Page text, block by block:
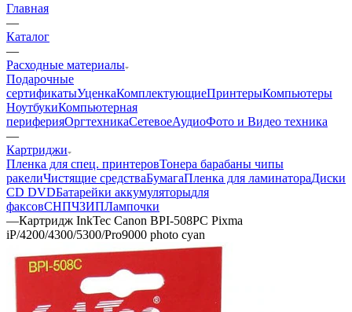
Главная
—
Каталог
—
Расходные материалы
Подарочные
сертификатыУценкаКомплектующиеПринтерыКомпьютеры
НоутбукиКомпьютерная
периферияОргтехникаСетевоеАудиоФото и Видео техника
—
Картриджи
Пленка для спец. принтеровТонера барабаны чипы
ракелиЧистящие средстваБумагаПленка для ламинатораДиски
CD DVDБатарейки аккумуляторыдля
факсовСНПЧЗИПЛампочки
—Картридж InkTec Canon BPI-508PC Pixma
iP/4200/4300/5300/Pro9000 photo cyan